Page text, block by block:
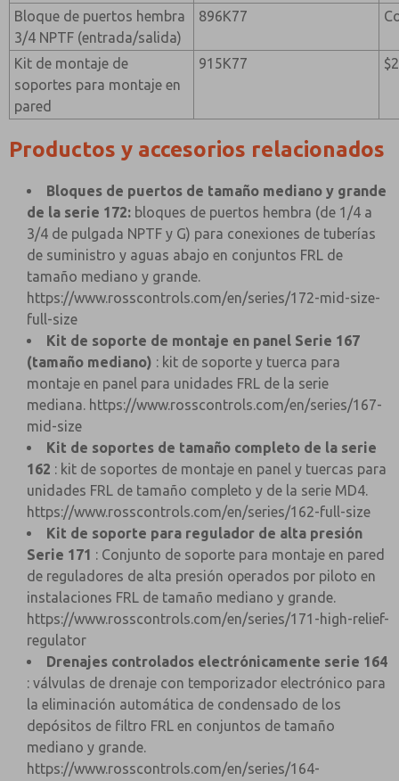
Bloque de puertos hembra
3/4 NPTF (entrada/salida)
896K77
Kit de montaje de
soportes para montaje en
pared
915K77
Productos y accesorios relacionados
Bloques de puertos de tamaño mediano y grande
de la serie 172: bloques de puertos hembra (de 1/4 a
3/4 de pulgada NPTF y G) para conexiones de tuberías
de suministro y aguas abajo en conjuntos FRL de
tamaño mediano y grande.
https://www.rosscontrols.com/en/series/172-mid-size-
full-size
Kit de soporte de montaje en panel Serie 167
(tamaño mediano) : kit de soporte y tuerca para
montaje en panel para unidades FRL de la serie
mediana. https://www.rosscontrols.com/en/series/167-
mid-size
Kit de soportes de tamaño completo de la serie
162 : kit de soportes de montaje en panel y tuercas para
unidades FRL de tamaño completo y de la serie MD4.
https://www.rosscontrols.com/en/series/162-full-size
Kit de soporte para regulador de alta presión
Serie 171 : Conjunto de soporte para montaje en pared
de reguladores de alta presión operados por piloto en
instalaciones FRL de tamaño mediano y grande.
https://www.rosscontrols.com/en/series/171-high-relief-
regulator
Drenajes controlados electrónicamente serie 164
: válvulas de drenaje con temporizador electrónico para
la eliminación automática de condensado de los
depósitos de filtro FRL en conjuntos de tamaño
mediano y grande.
https://www.rosscontrols.com/en/series/164-